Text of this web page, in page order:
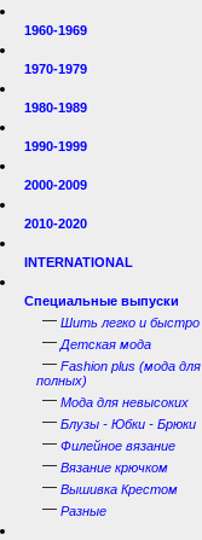
1960-1969
1970-1979
1980-1989
1990-1999
2000-2009
2010-2020
INTERNATIONAL
Специальные выпуски
— Шить легко и быстро
— Детская мода
— Fashion plus (мода для
полных)
— Мода для невысоких
— Блузы - Юбки - Брюки
— Филейное вязание
— Вязание крючком
— Вышивка Крестом
— Разные